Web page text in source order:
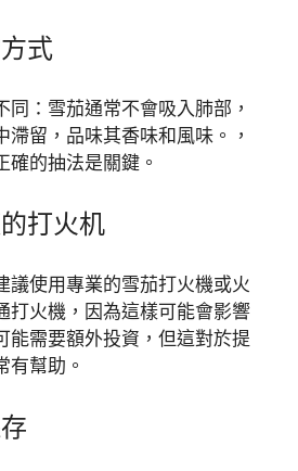
式
同：雪茄通常不會吸入肺部，
滯留，品味其香味和風味。，
確的抽法是關鍵。
打火机
議使用專業的雪茄打火機或火
打火機，因為這樣可能會影響
能需要額外投資，但這對於提
有幫助。